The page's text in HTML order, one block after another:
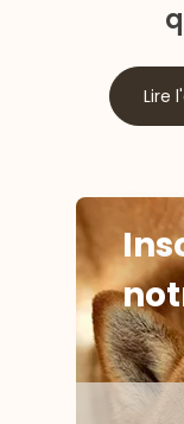
Lire